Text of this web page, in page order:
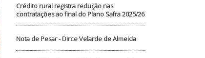
Crédito rural registra redução nas
contratações ao final do Plano Safra 2025/26
Nota de Pesar - Dirce Velarde de Almeida